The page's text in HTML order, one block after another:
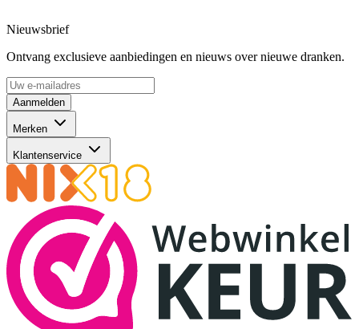
Nieuwsbrief
Ontvang exclusieve aanbiedingen en nieuws over nieuwe dranken.
Aanmelden
Merken
Klantenservice